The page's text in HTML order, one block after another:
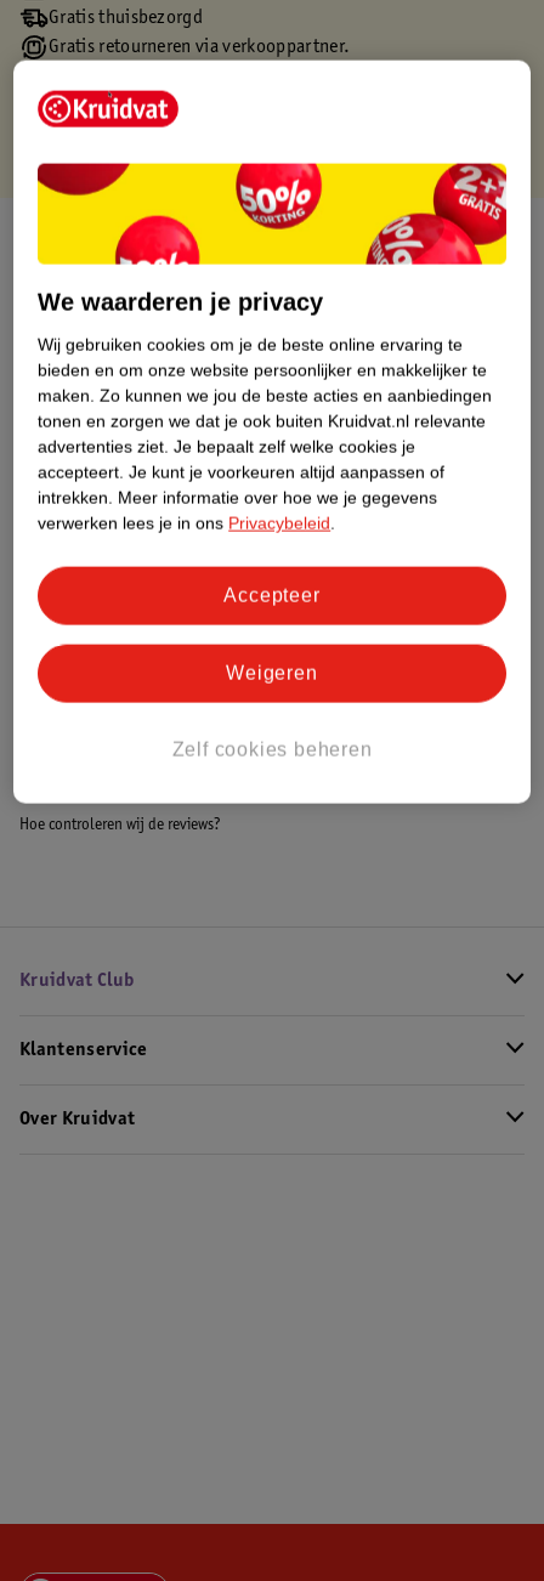
Gratis thuisbezorgd
Gratis retourneren via verkooppartner.
Over dit product
Productinformatie
Etiketinformatie
Nature Impact Score
Dit product heeft (nog) geen Nature
Impact Score.
Meer informatie
Bestel & Bezorginformatie
Hoe controleren wij de reviews?
Kruidvat Club
Klantenservice
Over Kruidvat
We waarderen je privacy
Wij gebruiken cookies om je de beste online ervaring te
bieden en om onze website persoonlijker en makkelijker te
maken. Zo kunnen we jou de beste acties en aanbiedingen
tonen en zorgen we dat je ook buiten Kruidvat.nl relevante
advertenties ziet. Je bepaalt zelf welke cookies je
accepteert. Je kunt je voorkeuren altijd aanpassen of
intrekken. Meer informatie over hoe we je gegevens
verwerken lees je in ons Privacybeleid.
Zelf cookies beheren
Weigeren
Accepteer